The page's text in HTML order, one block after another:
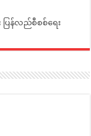
ပြန်လည်စီစစ်ရေး